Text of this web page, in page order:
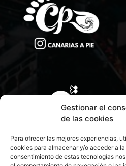
Gestionar el
de las cookies
Para ofrecer las mejores experiencias,
cookies para almacenar y/o acceder a
consentimiento de estas tecnologías